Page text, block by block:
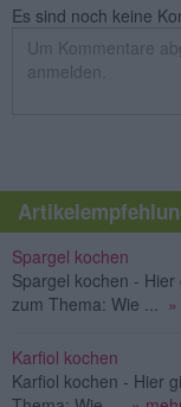
Es sind noch keine
Spargel kochen
Spargel kochen -
zum Thema: Wie ...
Karfiol kochen
Karfiol kochen - Hier